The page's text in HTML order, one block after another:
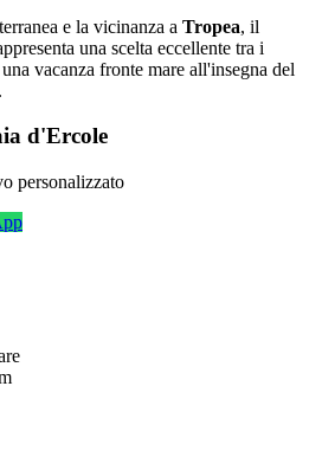
e la vicinanza a Tropea, il
una scelta eccellente tra i
vacanza fronte mare all'insegna del
d'Ercole
personalizzato